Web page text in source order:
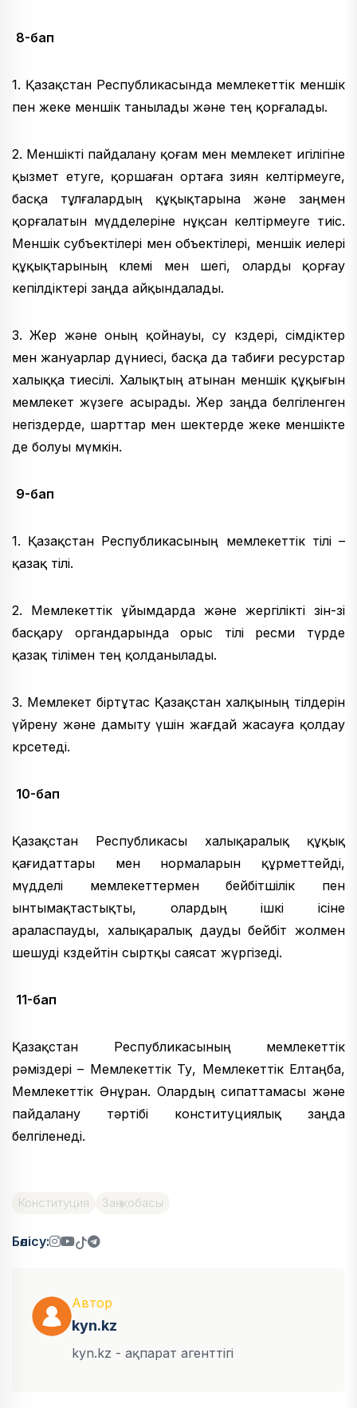
8-бап
1. Қазақстан Республикасында мемлекеттік меншік
пен жеке меншік танылады және тең қорғалады.
2. Меншікті пайдалану қоғам мен мемлекет игілігіне
қызмет етуге, қоршаған ортаға зиян келтірмеуге,
басқа тұлғалардың құқықтарына және заңмен
қорғалатын мүдделеріне нұқсан келтірмеуге тиіс.
Меншік субъектілері мен объектілері, меншік иелері
құқықтарының көлемі мен шегі, оларды қорғау
кепілдіктері заңда айқындалады.
3. Жер жəне оның қойнауы, су көздері, өсімдіктер
мен жануарлар дүниесі, басқа да табиғи ресурстар
халыққа тиесілі. Халықтың атынан меншік құқығын
мемлекет жүзеге асырады. Жер заңда белгіленген
негіздерде, шарттар мен шектерде жеке меншікте
де болуы мүмкін.
9-бап
1. Қазақстан Республикасының мемлекеттік тілі –
қазақ тілі.
2. Мемлекеттік ұйымдарда және жергілікті өзін-өзі
басқару органдарында орыс тілі ресми түрде
қазақ тілімен тең қолданылады.
3. Мемлекет біртұтас Қазақстан халқының тілдерін
үйрену және дамыту үшін жағдай жасауға қолдау
көрсетеді.
10-бап
Қазақстан Республикасы халықаралық құқық
қағидаттары мен нормаларын құрметтейді,
мүдделі мемлекеттермен бейбітшілік пен
ынтымақтастықты, олардың ішкі ісіне
араласпауды, халықаралық дауды бейбіт жолмен
шешуді көздейтін сыртқы саясат жүргізеді.
11-бап
Қазақстан Республикасының мемлекеттік
рәміздері – Мемлекеттік Ту, Мемлекеттік Елтаңба,
Мемлекеттік Әнұран. Олардың сипаттамасы және
пайдалану тәртібі конституциялық заңда
белгіленеді.
Конституция Заң жобасы
Бөлісу:
Автор
kyn.kz
kyn.kz - ақпарат агенттігі